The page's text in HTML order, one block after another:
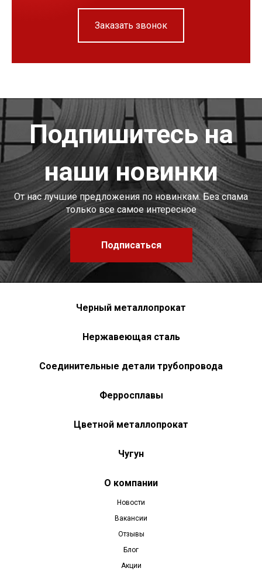
Заказать звонок
Подпишитесь на
наши новинки
От нас лучшие предложения по новинкам. Без спама
только все самое интересное
Подписаться
Черный металлопрокат
Нержавеющая сталь
Соединительные детали трубопровода
Ферросплавы
Цветной металлопрокат
Чугун
О компании
Новости
Вакансии
Отзывы
Блог
Акции